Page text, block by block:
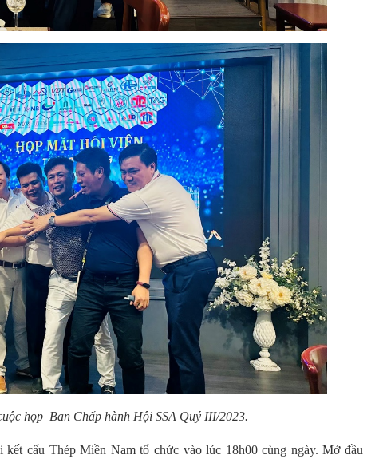
họp Ban Chấp hành Hội SSA Quý III/2023.
cấu Thép Miền Nam tổ chức vào lúc 18h00 cùng ngày. Mở đầu